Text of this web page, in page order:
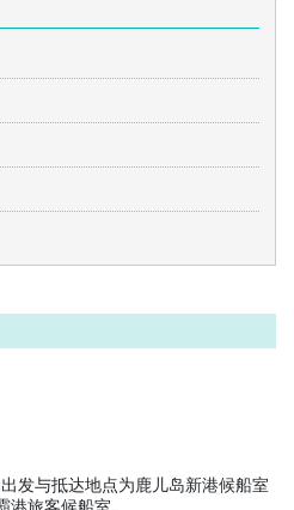
出发与抵达地点为鹿儿岛新港候船室
港旅客候船室。